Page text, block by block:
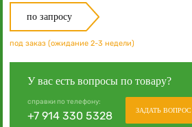
по запросу
под заказ (ожидание 2-3 недели)
У вас есть вопросы по товару?
справки по телефону:
+7 914 330 5328 ЗАДАТЬ ВОПРОС